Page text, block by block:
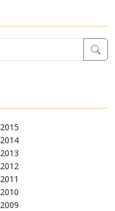
2015
2014
2013
2012
2011
2010
2009